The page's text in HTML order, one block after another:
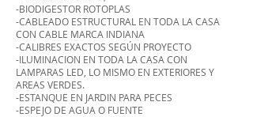
-BIODIGESTOR ROTOPLAS
-CABLEADO ESTRUCTURAL EN TODA LA CASA
CON CABLE MARCA INDIANA
-CALIBRES EXACTOS SEGÚN PROYECTO
-ILUMINACION EN TODA LA CASA CON
LAMPARAS LED, LO MISMO EN EXTERIORES Y
AREAS VERDES.
-ESTANQUE EN JARDIN PARA PECES
-ESPEJO DE AGUA O FUENTE